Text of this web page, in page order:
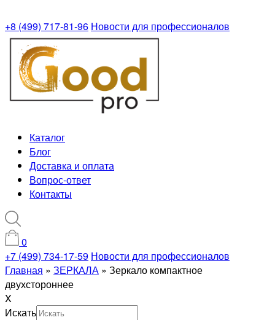
+8 (499) 717-81-96 Новости для профессионалов
Каталог
Блог
Доставка и оплата
Вопрос-ответ
Контакты
0
+7 (499) 734-17-59 Новости для профессионалов
Главная » ЗЕРКАЛА » Зеркало компактное
двухстороннее
X
Искать